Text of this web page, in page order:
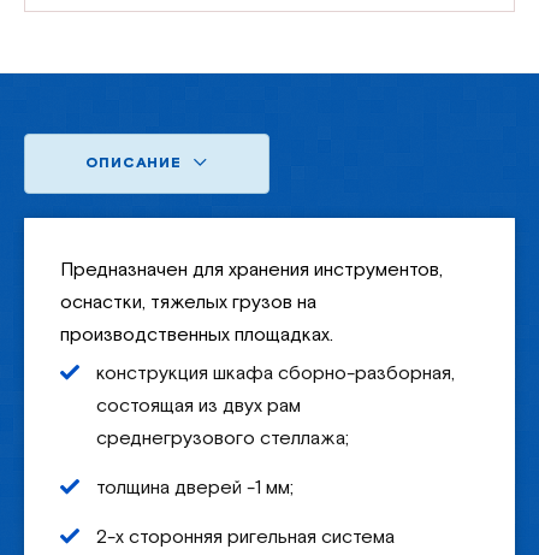
ОПИСАНИЕ
Предназначен для хранения инструментов,
оснастки, тяжелых грузов на
производственных площадках.
конструкция шкафа сборно-разборная,
состоящая из двух рам
среднегрузового стеллажа;
толщина дверей -1 мм;
2-х сторонняя ригельная система